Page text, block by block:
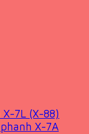
7L (X-88)
X-7A